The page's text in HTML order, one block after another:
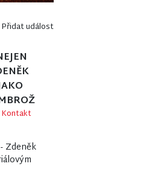
Přidat událost
Kontakt
Zdeněk